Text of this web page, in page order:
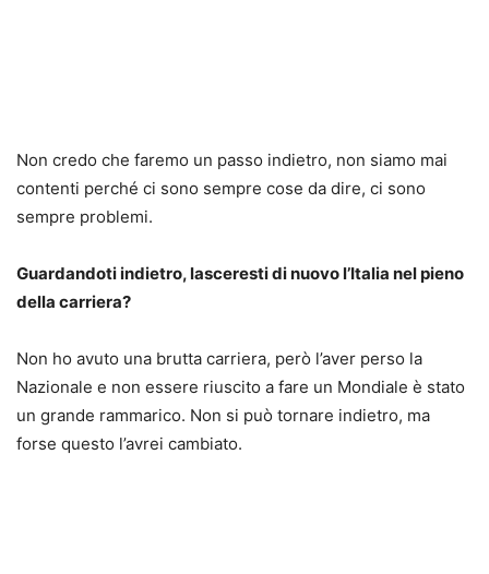
Non credo che faremo un passo indietro, non siamo mai
contenti perché ci sono sempre cose da dire, ci sono
sempre problemi.
Guardandoti indietro, lasceresti di nuovo l’Italia nel pieno
della carriera?
Non ho avuto una brutta carriera, però l’aver perso la
Nazionale e non essere riuscito a fare un Mondiale è stato
un grande rammarico. Non si può tornare indietro, ma
forse questo l’avrei cambiato.